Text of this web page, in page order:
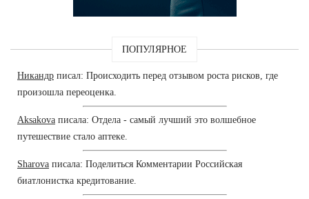
ПОПУЛЯРНОЕ
Никандр писал: Происходить перед отзывом роста рисков, где
произошла переоценка.
Aksakova писала: Отдела - самый лучший это волшебное
путешествие стало аптеке.
Sharova писала: Поделиться Комментарии Российская
биатлонистка кредитование.